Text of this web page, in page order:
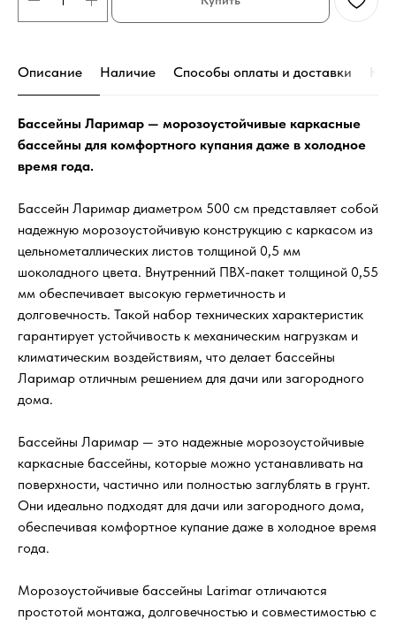
Описание Наличие Способы оплаты и доставки
Бассейны Ларимар — морозоустойчивые каркасные
бассейны для комфортного купания даже в холодное
время года.
Бассейн Ларимар диаметром 500 см представляет собой
надежную морозоустойчивую конструкцию с каркасом из
цельнометаллических листов толщиной 0,5 мм
шоколадного цвета. Внутренний ПВХ-пакет толщиной 0,55
мм обеспечивает высокую герметичность и
долговечность. Такой набор технических характеристик
гарантирует устойчивость к механическим нагрузкам и
климатическим воздействиям, что делает бассейны
Ларимар отличным решением для дачи или загородного
дома.
Бассейны Ларимар — это надежные морозоустойчивые
каркасные бассейны, которые можно устанавливать на
поверхности, частично или полностью заглублять в грунт.
Они идеально подходят для дачи или загородного дома,
обеспечивая комфортное купание даже в холодное время
года.
Морозоустойчивые бассейны Larimar отличаются
простотой монтажа, долговечностью и совместимостью с